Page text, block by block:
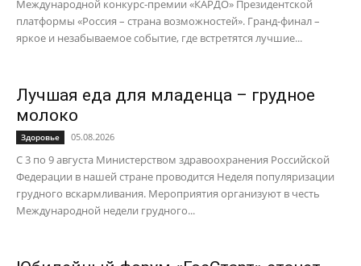
Международной конкурс-премии «КАРДО» Президентской
платформы «Россия – страна возможностей». Гранд-финал –
яркое и незабываемое событие, где встретятся лучшие...
Лучшая еда для младенца – грудное
молоко
Здоровье 05.08.2026
С 3 по 9 августа Министерством здравоохранения Российской
Федерации в нашей стране проводится Неделя популяризации
грудного вскармливания. Мероприятия организуют в честь
Международной недели грудного...